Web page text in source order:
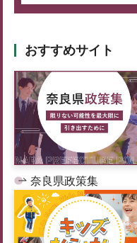
おすすめサイト
奈良県政策集